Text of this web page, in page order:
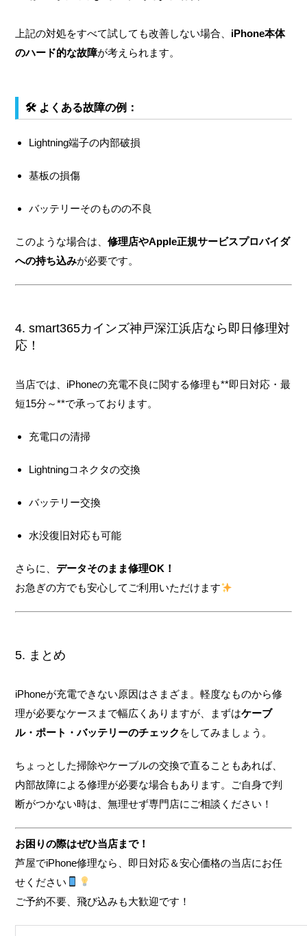
上記の対処をすべて試しても改善しない場合、 iPhone本体
のハード的な故障が考えられます。
🛠 よくある故障の例：
Lightning端子の内部破損
基板の損傷
バッテリーそのものの不良
このような場合は、修理店やApple正規サービスプロバイダ
への持ち込みが必要です。
4. smart365カインズ神戸深江浜店なら即日修理対
応！
当店では、iPhoneの充電不良に関する修理も**即日対応・最
短15分～**で承っております。
充電口の清掃
Lightningコネクタの交換
バッテリー交換
水没復旧対応も可能
さらに、データそのまま修理OK！
お急ぎの方でも安心してご利用いただけます
5. まとめ
iPhoneが充電できない原因はさまざま。軽度なものから修
理が必要なケースまで幅広くありますが、まずはケーブ
ル・ポート・バッテリーのチェック をしてみましょう。
ちょっとした掃除やケーブルの交換で直ることもあれば、
内部故障による修理が必要な場合もあります。ご自身で判
断がつかない時は、無理せず専門店にご相談ください！
お困りの際はぜひ当店まで！
芦屋でiPhone修理なら、即日対応＆安心価格の当店にお任
せください
ご予約不要、飛び込みも大歓迎です！